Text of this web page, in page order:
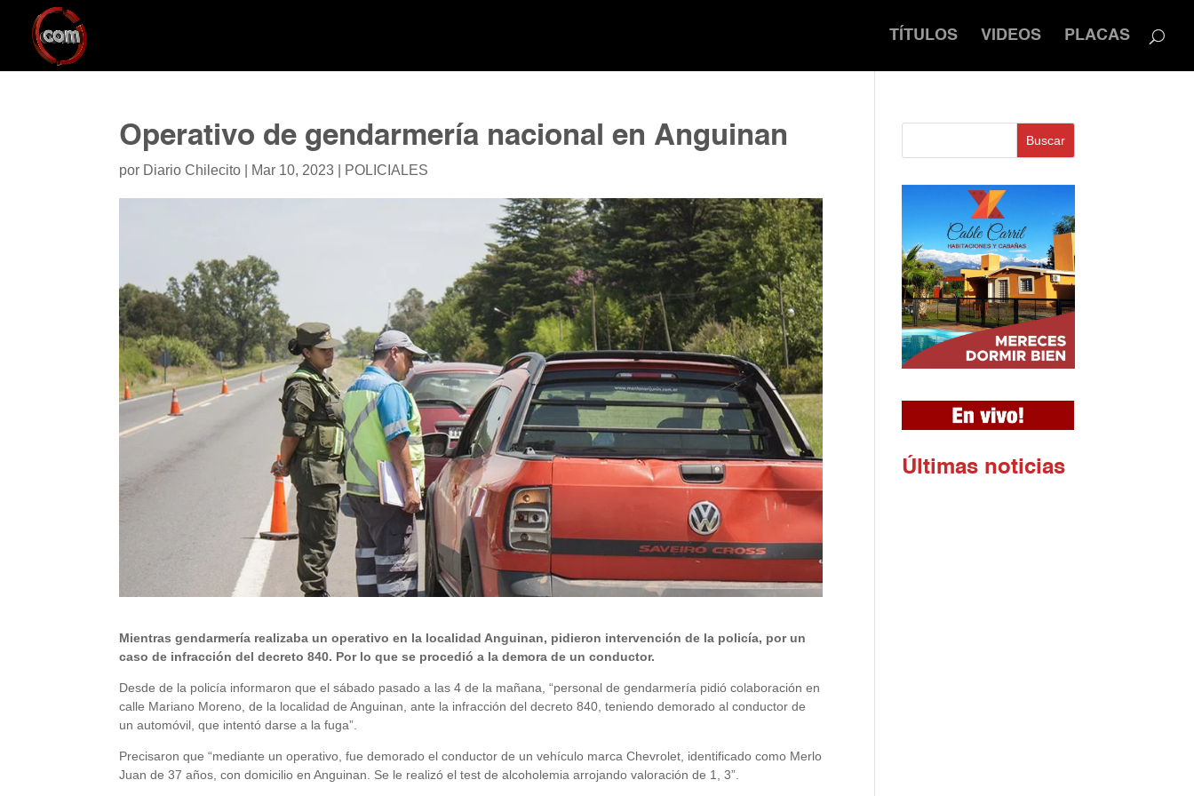
TÍTULOS VIDEOS PLACAS
Operativo de gendarmería nacional en Anguinan
por Diario Chilecito Mar 10, 2023 POLICIALES
Mientras gendarmería realizaba un operativo en la localidad Anguinan, pidieron intervención de la policía, por un
caso de infracción del decreto 840. Por lo que se procedió a la demora de un conductor.
Desde de la policía informaron que el sábado pasado a las 4 de la mañana, “personal de gendarmería pidió colaboración en
calle Mariano Moreno, de la localidad de Anguinan, ante la infracción del decreto 840, teniendo demorado al conductor de
un automóvil, que intentó darse a la fuga”.
Precisaron que “mediante un operativo, fue demorado el conductor de un vehículo marca Chevrolet, identificado como Merlo
Juan de 37 años, con domicilio en Anguinan. Se le realizó el test de alcoholemia arrojando valoración de 1, 3”.
Buscar
Últimas noticias